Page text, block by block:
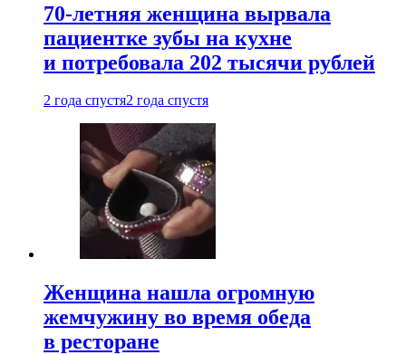
70-летняя женщина вырвала
пациентке зубы на кухне
и потребовала 202 тысячи рублей
2 года спустя2 года спустя
Женщина нашла огромную
жемчужину во время обеда
в ресторане